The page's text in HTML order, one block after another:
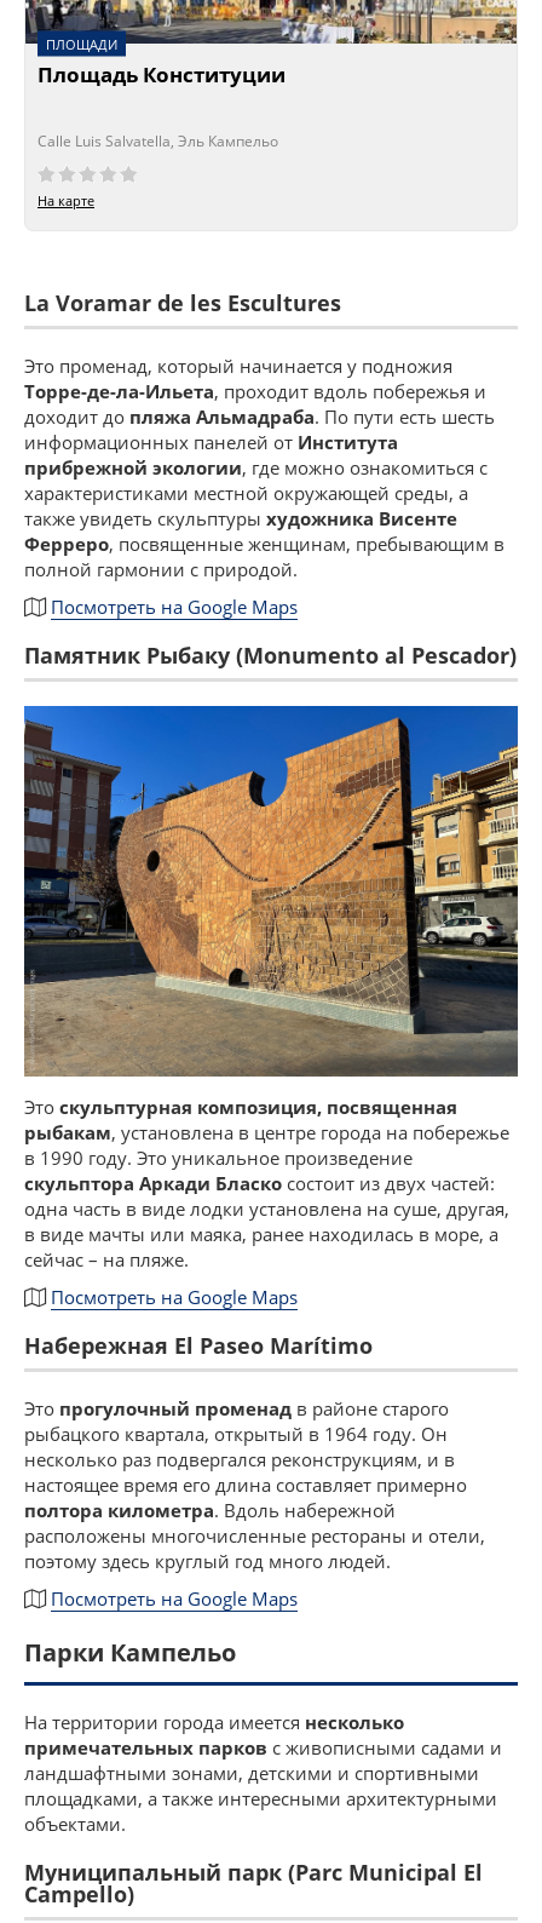
ПЛОЩАДИ
Площадь Конституции
Calle Luis Salvatella, Эль Кампельо
На карте
La Voramar de les Escultures
Это променад, который начинается у подножия
Торре-де-ла-Ильета, проходит вдоль побережья и
доходит до пляжа Альмадраба. По пути есть шесть
информационных панелей от Института
прибрежной экологии, где можно ознакомиться с
характеристиками местной окружающей среды, а
также увидеть скульптуры художника Висенте
Ферреро, посвященные женщинам, пребывающим в
полной гармонии с природой.
Посмотреть на Google Maps
Памятник Рыбаку (Monumento al Pescador)
Это скульптурная композиция, посвященная
рыбакам, установлена в центре города на побережье
в 1990 году. Это уникальное произведение
скульптора Аркади Бласко состоит из двух частей:
одна часть в виде лодки установлена на суше, другая,
в виде мачты или маяка, ранее находилась в море, а
сейчас – на пляже.
Посмотреть на Google Maps
Набережная El Paseo Marítimo
Это прогулочный променад в районе старого
рыбацкого квартала, открытый в 1964 году. Он
несколько раз подвергался реконструкциям, и в
настоящее время его длина составляет примерно
полтора километра. Вдоль набережной
расположены многочисленные рестораны и отели,
поэтому здесь круглый год много людей.
Посмотреть на Google Maps
Парки Кампельо
На территории города имеется несколько
примечательных парков с живописными садами и
ландшафтными зонами, детскими и спортивными
площадками, а также интересными архитектурными
объектами.
Муниципальный парк (Parc Municipal El
Campello)